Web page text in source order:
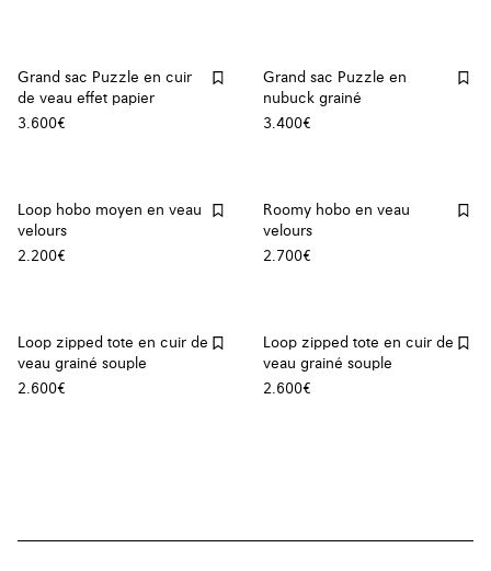
Grand sac Puzzle en cuir
de veau effet papier
3.600€
Grand sac Puzzle en
nubuck grainé
3.400€
Loop hobo moyen en veau
velours
2.200€
Roomy hobo en veau
velours
2.700€
Loop zipped tote en cuir de
veau grainé souple
2.600€
Loop zipped tote en cuir de
veau grainé souple
2.600€